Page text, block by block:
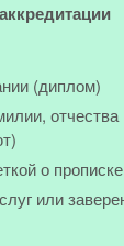
(диплом)
о прописке
или